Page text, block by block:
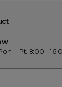
- Pt. 8:00 -